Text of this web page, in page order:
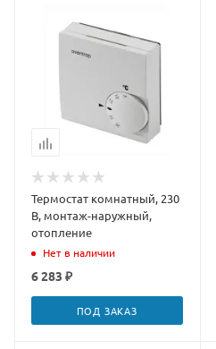
Термостат комнатный, 230
В, монтаж-наружный,
отопление
Нет в наличии
6 283 ₽
ПОД ЗАКАЗ